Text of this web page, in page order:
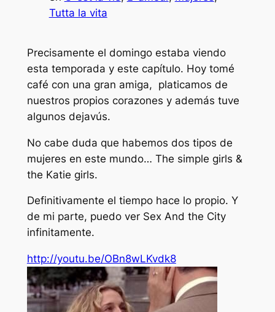
Tutta la vita
Precisamente el domingo estaba viendo
esta temporada y este capítulo. Hoy tomé
café con una gran amiga, platicamos de
nuestros propios corazones y además tuve
algunos dejavús.
No cabe duda que habemos dos tipos de
mujeres en este mundo… The simple girls &
the Katie girls.
Definitivamente el tiempo hace lo propio. Y
de mi parte, puedo ver Sex And the City
infinitamente.
http://youtu.be/OBn8wLKvdk8